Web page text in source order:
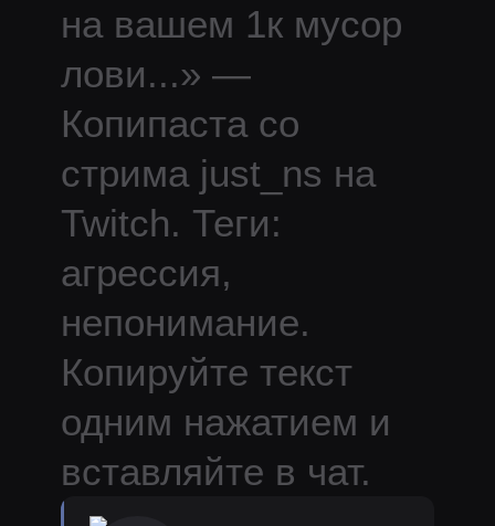
на вашем 1к мусор
лови...» —
Копипаста со
стрима just_ns на
Twitch. Теги:
агрессия,
непонимание.
Копируйте текст
одним нажатием и
вставляйте в чат.